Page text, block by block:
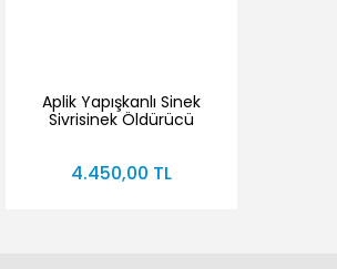
Aplik Yapışkanlı Sinek
Sivrisinek Öldürücü
4.450,00 TL